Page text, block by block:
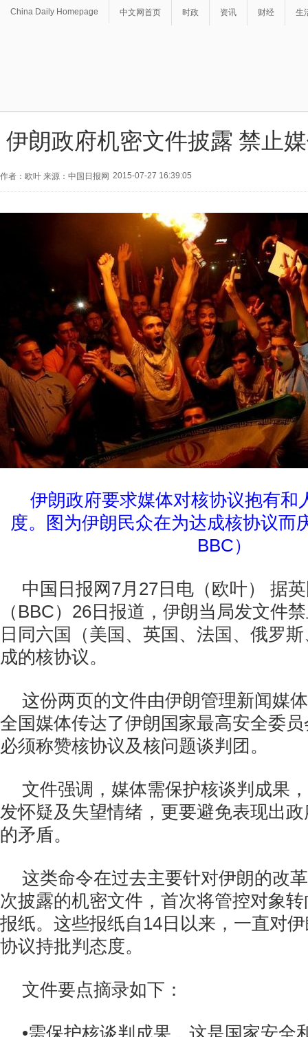
China Daily Homepage 中文网首页 时政 资讯 财经 生
伊朗政府机密文件披露 禁止
作者：欧叶 来源：中国日报网 2015-07-27 16:39:05
伊朗政府要求媒体对核协议抱有和
度。图为伊朗民众在为达成核协议而
BBC）
中国日报网7月27日电（欧叶） 据
（BBC）26日报道，伊朗当局发文件
日同六国（美国、英国、法国、俄罗
成的核协议。
这份两页的文件由伊朗管理新闻媒
全国媒体传达了伊朗国家最高安全委
必须称赞核协议及核问题谈判团。
文件强调，媒体需保护核谈判成果
发怀疑及失望情绪，更要避免表现出
的矛盾。
这类命令在过去主要针对伊朗的改
次披露的机密文件，首次将管控对象
报纸。这些报纸自14日以来，一直对
协议持批判态度。
文件要点摘录如下：
•需保护核谈判成果，这是国家安全